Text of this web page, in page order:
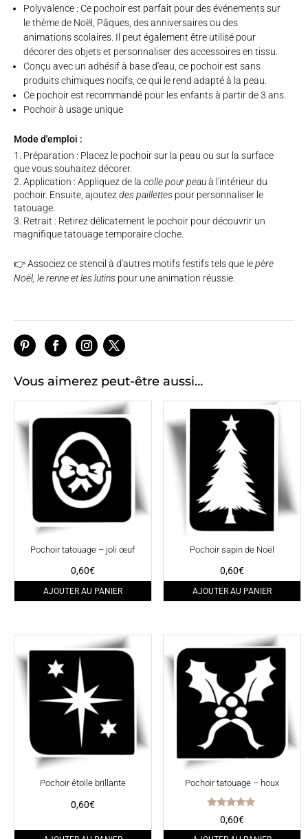
Polyvalence : Ce pochoir est parfait pour des événements sur
le thème de Noël, Pâques, des anniversaires ou des
animations scolaires. Il peut également être utilisé pour
décorer des objets et personnaliser des accessoires en tissu.
Conçu avec un adhésif à base d'eau, ce pochoir est sans
produits chimiques nocifs, ce qui le rend adapté à la peau.
Ce pochoir est recommandé pour les enfants à partir de 3 ans.
Pochoir à usage unique
Mode d'emploi :
Préparation : Placez le pochoir sur la peau ou sur la surface
que vous souhaitez décorer.
Application : Appliquez de la colle pour peauà l'intérieur du
pochoir. Ensuite, ajoutezdes paillettes pour personnaliser le
tatouage.
Retrait : Retirez délicatement le pochoir pour découvrir un
magnifique tatouage temporaire cloche.
👉 Associez ce stencil à d'autres motifs festifs tels que lepère
Noël, lerenneet leslutins pour une animation réussie.
Vous aimerez peut-être aussi…
Pochoir tatouage – joli œuf
0,60€
AJOUTER AU PANIER
Pochoir sapin de Noël
0,60€
AJOUTER AU PANIER
Pochoir étoile brillante
0,60€
Pochoir tatouage – houx
Note
5.00
sur 5
0,60€